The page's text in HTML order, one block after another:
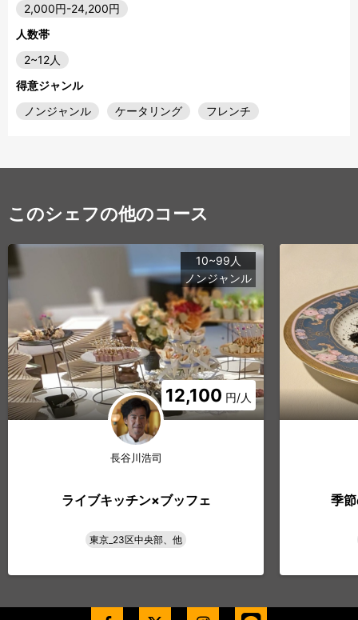
2,000円-24,200円
人数帯
2~12人
得意ジャンル
ノンジャンル
ケータリング フレンチ
このシェフの他のコース
12,100 円/人
10~99人
ノンジャンル
長谷川浩司
ライブキッチン×ブッフェ
東京_23区中央部、他
季